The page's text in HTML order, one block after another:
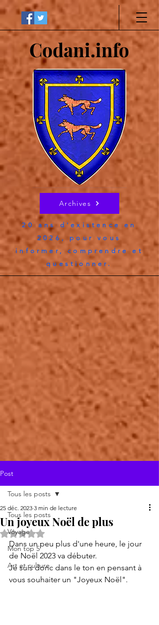
Codani.info
20 ans d'existence en
2026, pour vous
informer, comprendre et
questionner.
Archives
Post
Tous les posts
Voyage
Mon top 5
Art et culture
Tous les posts
Un joyeux Noël de plus
25 déc. 2023 3 min de lecture
Noté NaN étoiles sur 5.
Dans un peu plus d'une heure, le jour
de Noël 2023 va débuter.
Je suis donc dans le ton en pensant à
vous souhaiter un "Joyeux Noël".